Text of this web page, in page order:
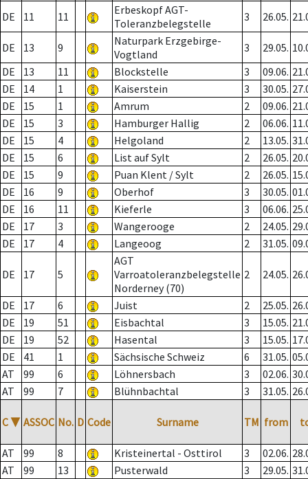
DE 11 11
Erbeskopf AGT-
Toleranzbelegstelle
3 26.05.
DE 13 9
Naturpark Erzgebirge-
Vogtland
3 29.05.
DE
13 11 Blockstelle 3 09.06.
DE
14 1 Kaiserstein 3 30.05.
DE
15 1 Amrum 2 09.06.
DE
15 3 Hamburger Hallig 2 06.06.
DE
15 4 Helgoland 2 13.05.
DE
15 6 List auf Sylt 2 26.05.
DE
15 9 Puan Klent / Sylt 2 26.05.
DE
16 9 Oberhof 3 30.05.
DE
16 11 Kieferle 3 06.06.
DE
17 3 Wangerooge 2 24.05.
DE
17 4 Langeoog 2 31.05.
DE 17 5
AGT
Varroatoleranzbelegstelle
Norderney (70)
2 24.05.
DE 17 6 Juist 2 25.05.
DE
19 51 Eisbachtal 3 15.05.
DE
19 52 Hasental 3 15.05.
DE
41 1 Sächsische Schweiz 6 31.05.
AT
99 6 Löhnersbach 3 02.06.
AT
99 7 Blühnbachtal 3 31.05.
C ▼ ASSOC No. D Code Surname TM from
AT 99 8 Kristeinertal - Osttirol 3 02.06.
AT
99 13 Pusterwald 3 29.05.